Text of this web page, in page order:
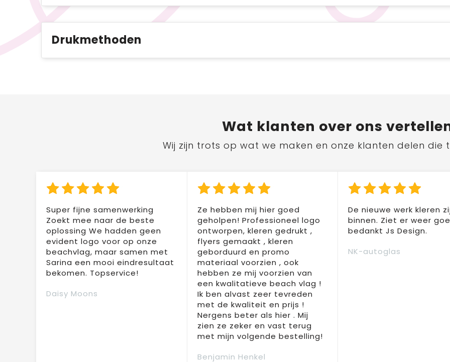
Drukmethoden
Wat klanten over ons
Wij zijn trots op wat we maken en onze klanten delen die
Super fijne samenwerking
Zoekt mee naar de beste
oplossing We hadden geen
evident logo voor op onze
beachvlag, maar samen met
Sarina een mooi eindresultaat
bekomen. Topservice!
Daisy Moons
Ze hebben mij hier goed
geholpen! Professioneel logo
ontworpen, kleren gedrukt ,
flyers gemaakt , kleren
geborduurd en promo
materiaal voorzien , ook
hebben ze mij voorzien van
een kwalitatieve beach vlag !
Ik ben alvast zeer tevreden
met de kwaliteit en prijs !
Nergens beter als hier . Mij
zien ze zeker en vast terug
met mijn volgende bestelling!
Benjamin Henkel
De nieuwe werk kleren
binnen. Ziet er weer
bedankt Js Design.
NK-autoglas